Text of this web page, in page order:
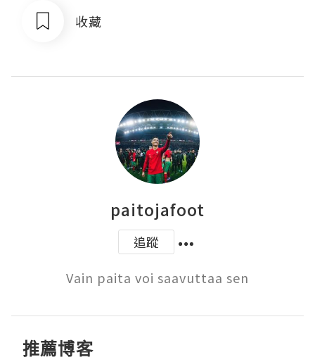
收藏
paitojafoot
追蹤
Vain paita voi saavuttaa sen
推薦博客